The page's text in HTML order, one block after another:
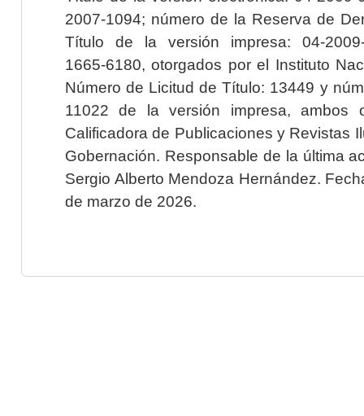
2007-1094; número de la Reserva de
Título de la versión impresa: 04-2009-
1665-6180, otorgados por el Instituto
Número de Licitud de Título: 13449 y
11022 de la versión impresa, ambos
Calificadora de Publicaciones y Revistas
Gobernación. Responsable de la última
Sergio Alberto Mendoza Hernández.
de marzo de 2026.